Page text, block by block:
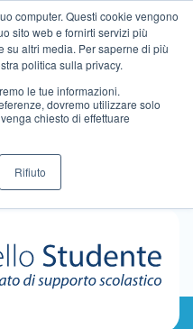
computer. Questi cookie vengono
sito web e fornirti servizi più
su altri media. Per saperne di più
politica sulla privacy.
le tue informazioni.
dovremo utilizzare solo
chiesto di effettuare
Rifiuto